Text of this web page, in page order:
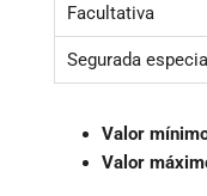
Facultativa
Segurada especial
Valor
Valor